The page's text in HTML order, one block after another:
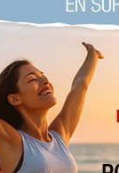
sur vos blog et
Tini qui est
!!!